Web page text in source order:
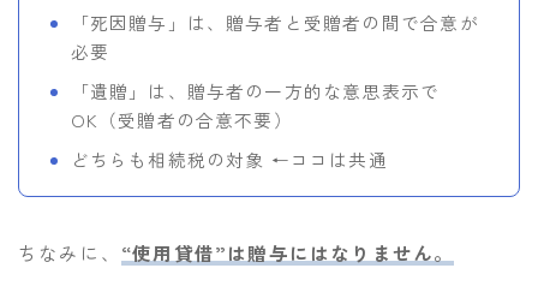
「死因贈与」は、贈与者と受贈者の間で合意が
必要
「遺贈」は、贈与者の一方的な意思表示で
OK（受贈者の合意不要）
どちらも相続税の対象 ←ココは共通
ちなみに、 “使用貸借”は贈与にはなりません。